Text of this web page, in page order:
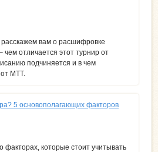
вам о расшифровке
отличается этот турнир от
подчиняется и в чем
МТТ.
5 основополагающих факторов
факторах, которые стоит учитывать